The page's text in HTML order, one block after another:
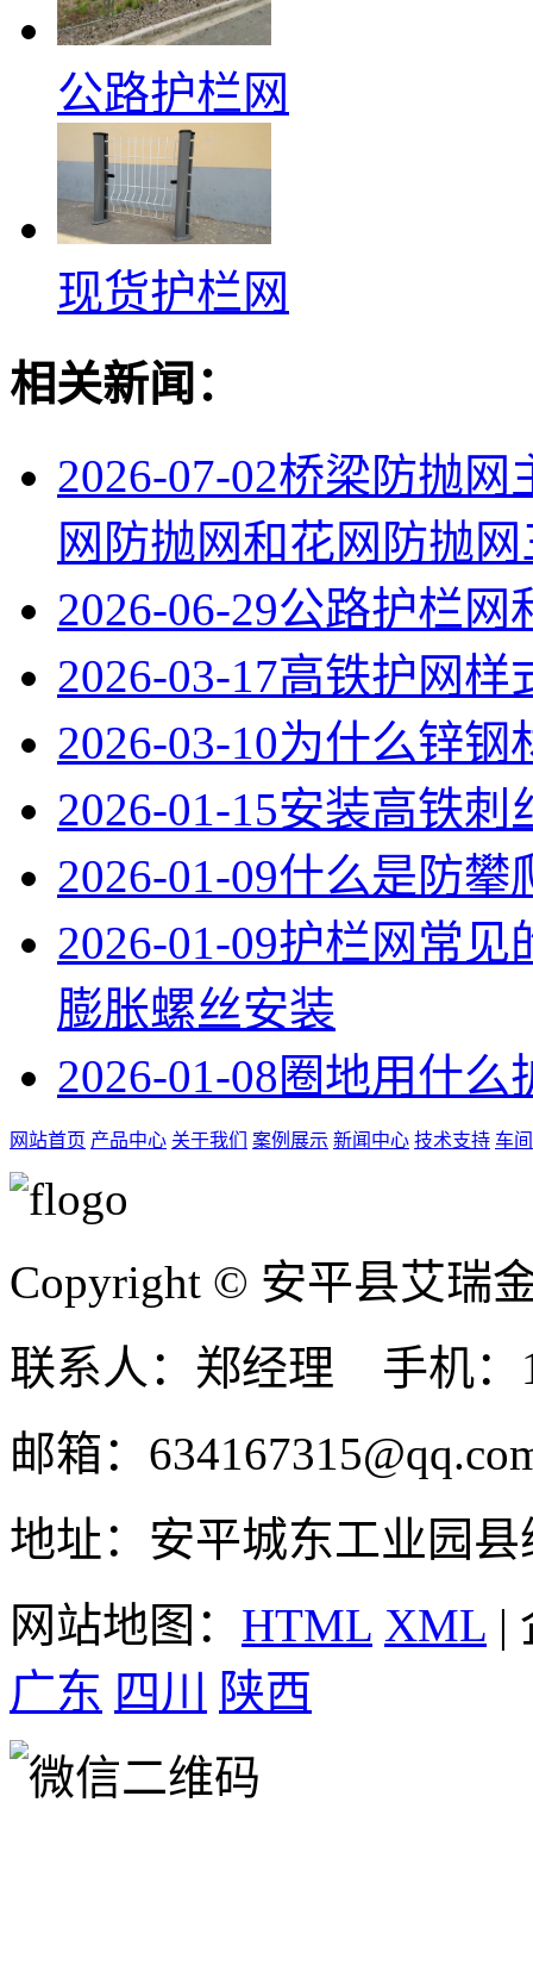
公路护栏网
现货护栏网
相关新闻：
2026-07-02桥梁防抛网
网防抛网和花网防抛
2026-06-29公路护栏网
2026-03-17高铁护网样
2026-03-10为什么锌钢
2026-01-15安装高铁刺
2026-01-09什么是防攀
2026-01-09护栏网常见
膨胀螺丝安装
2026-01-08圈地用什么
网站首页 产品中心 关于我们 案例展示 新闻中心 技术支持 车
Copyright © 安平县艾瑞
联系人：郑经理 手机：
邮箱：
地址：安平城东工业园县
网站地图： HTML XML |
广东 四川 陕西